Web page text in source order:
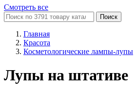
Смотреть все
Поиск
Главная
Красота
Косметологические лампы-лупы
Лупы на штативе